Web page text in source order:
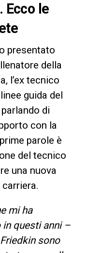
Ecco le
presentato
della
l’ex tecnico
guida del
di
con la
parole è
del tecnico
una nuova
mi ha
questi anni –
sono